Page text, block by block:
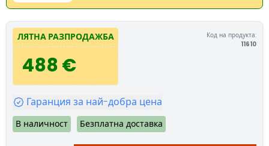
ЛЯТНА РАЗПРОДАЖБА
488 €
Код на продукта:
11610
Гаранция за най-добра цена
В наличност Безплатна доставка